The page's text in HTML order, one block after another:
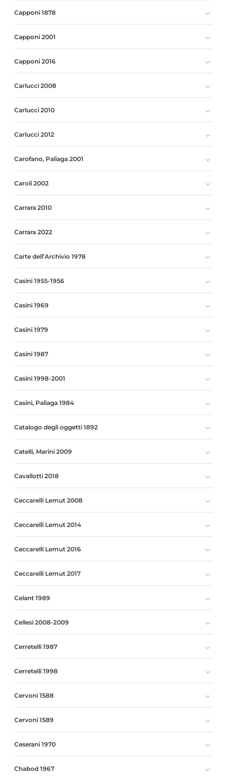
Capponi 1878
Capponi 2001
Capponi 2016
Carlucci 2008
Carlucci 2010
Carlucci 2012
Carofano, Paliaga 2001
Caroli 2002
Carrara 2010
Carrara 2022
Carte dell’Archivio 1978
Casini 1955-1956
Casini 1969
Casini 1979
Casini 1987
Casini 1998-2001
Casini, Paliaga 1984
Catalogo degli oggetti 1892
Catelli, Marini 2009
Cavallotti 2018
Ceccarelli Lemut 2008
Ceccarelli Lemut 2014
Ceccarelli Lemut 2016
Ceccarelli Lemut 2017
Celant 1989
Cellesi 2008-2009
Cerretelli 1987
Cerretelli 1998
Cervoni 1588
Cervoni 1589
Ceserani 1970
Chabod 1967